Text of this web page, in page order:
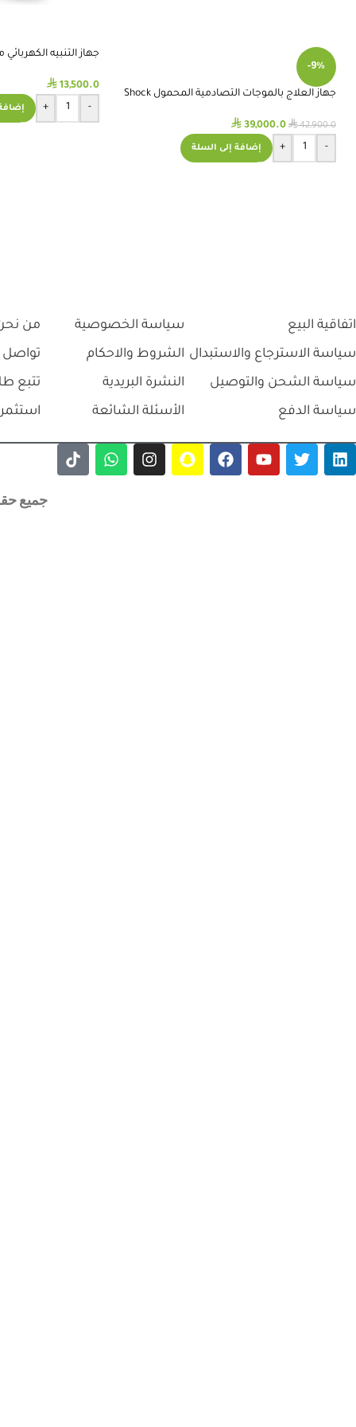
-9%
جهاز العلاج بالموجات التصادمية المحمول Shock
⃁42,900.0
⃁ 39,000.0
-
+ إضافة إلى السلة
جهاز التنبيه
⃁ 13,500.0
-
+
اتفاقية البيع
سياسة الاسترجاع والاستبدال
سياسة الشحن والتوصيل
سياسة الدفع
سياسة الخصوصية
الشروط والاحكام
النشرة البريدية
الأسئلة الشائعة
من
تواصل
تتبع
جميع